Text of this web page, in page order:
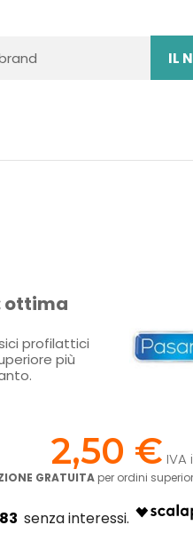
IL
ottima
profilattici
più
2,50 € IVA
GRATUITA per ordini